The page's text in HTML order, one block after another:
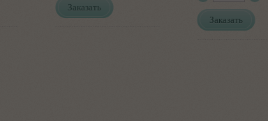
Заказать
Заказать